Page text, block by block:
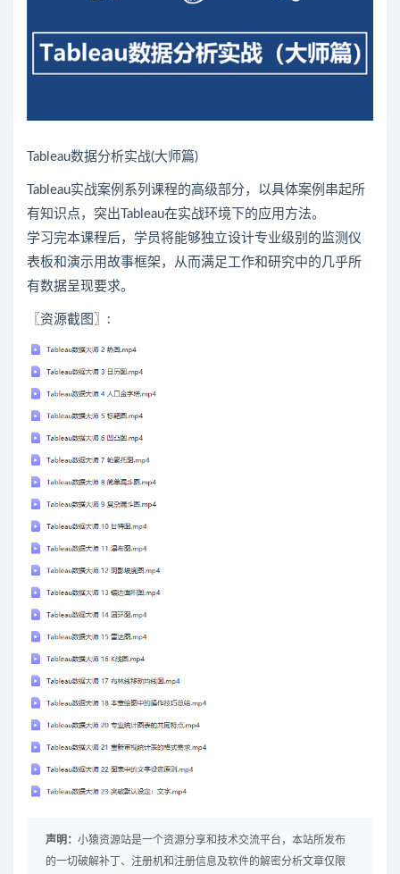
Tableau数据分析实战(大师篇)
Tableau实战案例系列课程的高级部分，以具体案例串起所
有知识点，突出Tableau在实战环境下的应用方法。
学习完本课程后，学员将能够独立设计专业级别的监测仪
表板和演示用故事框架，从而满足工作和研究中的几乎所
有数据呈现要求。
〖资源截图〗:
声明： 小猿资源站是一个资源分享和技术交流平台，本站所发布
的一切破解补丁、注册机和注册信息及软件的解密分析文章仅限